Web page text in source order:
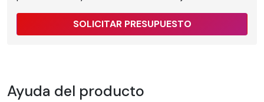
SOLICITAR PRESUPUESTO
Ayuda del producto